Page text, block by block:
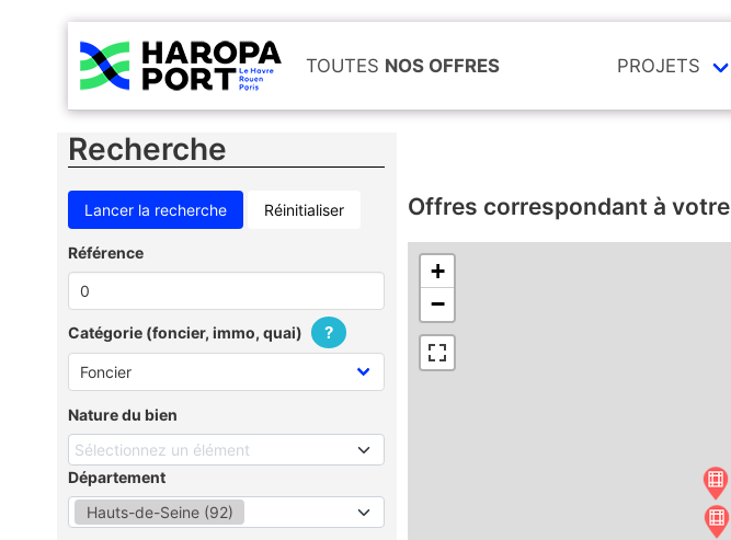
TOUTES NOS OFFRES PROJETS
Recherche
Réinitialiser
Référence
Catégorie (foncier, immo, quai) ?
Nature du bien
Sélectionnez un élément
Département
Hauts-de-Seine (92)
Offres correspondant à
+
−